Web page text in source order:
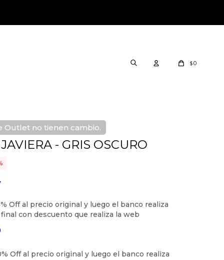
$0
Outlet no tienen cambio.
- GRIS OSCURO